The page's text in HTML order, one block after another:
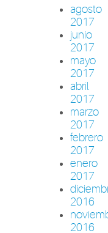
agosto
2017
junio
2017
mayo
2017
abril
2017
marzo
2017
febrero
2017
enero
2017
2016
2016